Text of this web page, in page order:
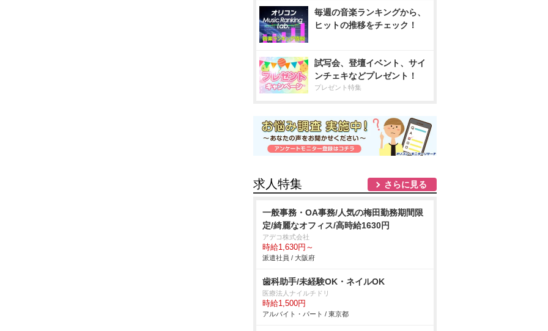
毎週の音楽ランキングから、
ヒットの推移をチェック！
試写会、登壇イベント、サイ
ンチェキなどプレゼント！
プレゼント特集
求人特集 さらに見る
一般事務・OA事務/人気の梅田勤務期間限
定/綺麗なオフィス/高時給1630円
アデコ株式会社
時給1,630円～
派遣社員 / 大阪府
歯科助手/未経験OK・ネイルOK
医療法人ナイルチドリ
時給1,500円
アルバイト・パート / 東京都